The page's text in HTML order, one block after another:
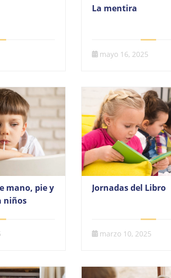
La mentira
mayo 16, 2025
mano, pie y
niños
Jornadas del Libro
marzo 10, 2025